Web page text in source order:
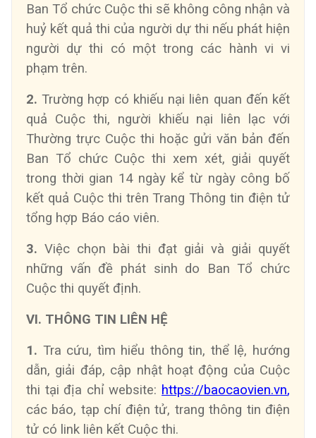
Ban Tổ chức Cuộc thi sẽ không công nhận và
huỷ kết quả thi của người dự thi nếu phát hiện
người dự thi có một trong các hành vi vi
phạm trên.
2. Trường hợp có khiếu nại liên quan đến kết
quả Cuộc thi, người khiếu nại liên lạc với
Thường trực Cuộc thi hoặc gửi văn bản đến
Ban Tổ chức Cuộc thi xem xét, giải quyết
trong thời gian 14 ngày kể từ ngày công bố
kết quả Cuộc thi trên Trang Thông tin điện tử
tổng hợp Báo cáo viên.
3. Việc chọn bài thi đạt giải và giải quyết
những vấn đề phát sinh do Ban Tổ chức
Cuộc thi quyết định.
VI. THÔNG TIN LIÊN HỆ
1. Tra cứu, tìm hiểu thông tin, thể lệ, hướng
dẫn, giải đáp, cập nhật hoạt động của Cuộc
thi tại địa chỉ website: https://baocaovien.vn,
các báo, tạp chí điện tử, trang thông tin điện
tử có link liên kết Cuộc thi.